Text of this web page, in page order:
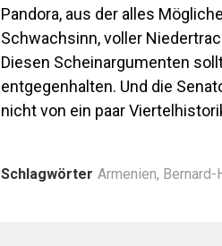
Pandora, aus der alles
Schwachsinn, voller
Diesen Scheinargumenten
entgegenhalten. Und die
nicht von ein paar
Schlagwörter Armenien, Bernard-